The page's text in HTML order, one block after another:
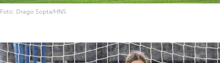
Foto: Drago Sopta/HNS